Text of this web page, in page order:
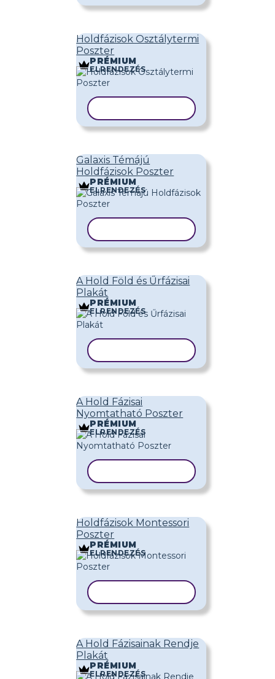
Holdfázisok Osztálytermi
Poszter
PRÉMIUM
ELRENDEZÉS
Galaxis Témájú
Holdfázisok Poszter
PRÉMIUM
ELRENDEZÉS
A Hold Föld és Űrfázisai
Plakát
PRÉMIUM
ELRENDEZÉS
A Hold Fázisai
Nyomtatható Poszter
PRÉMIUM
ELRENDEZÉS
Holdfázisok Montessori
Poszter
PRÉMIUM
ELRENDEZÉS
A Hold Fázisainak Rendje
Plakát
PRÉMIUM
ELRENDEZÉS